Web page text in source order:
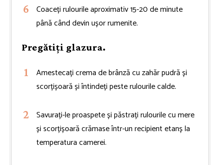
Coaceți rulourile aproximativ 15-20 de minute
până când devin ușor rumenite.
Pregătiți glazura.
Amestecați crema de brânză cu zahăr pudră și
scorțișoară și întindeți peste rulourile calde.
Savurați-le proaspete și păstrați rulourile cu mere
și scorțișoară crămase într-un recipient etanș la
temperatura camerei.